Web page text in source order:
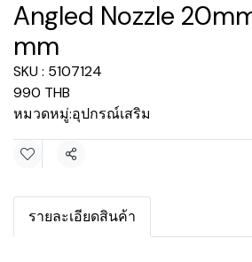
Angled Nozzle
mm
SKU : 5107124
990 THB
หมวดหมู่:อุปกรณ์เสริม
แชร์
รายละเอียดสินค้า